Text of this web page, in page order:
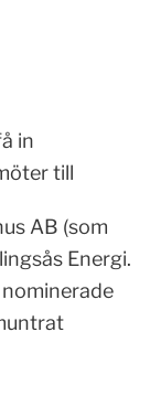
in
till
AB (som
Energi.